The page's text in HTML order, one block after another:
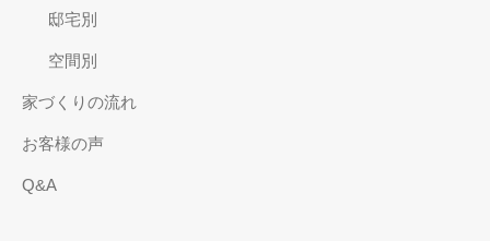
邸宅別
空間別
家づくりの流れ
お客様の声
Q&A